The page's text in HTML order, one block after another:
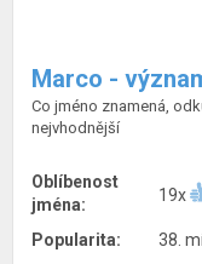
Marco -
Co jméno znamená,
nejvhodnější
Oblíbenost
jména:
19x
Popularita:
38.